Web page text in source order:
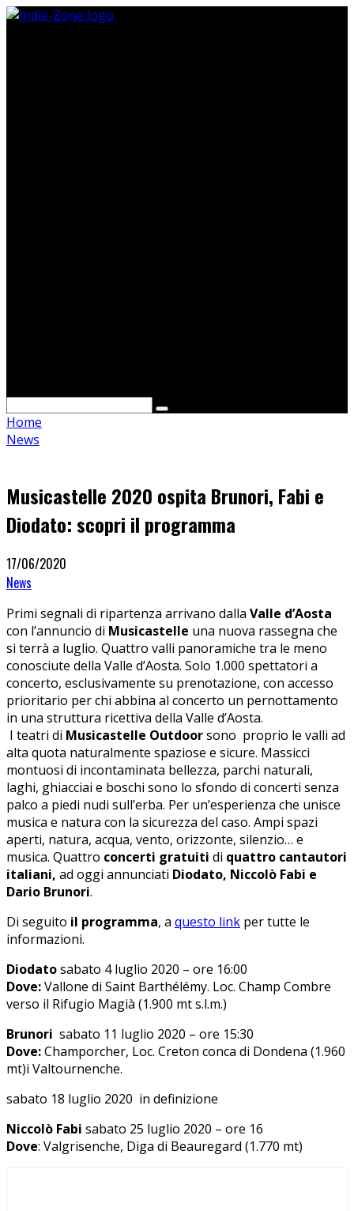
Home
News
Musicastelle 2020 ospita Brunori, Fabi e
Diodato: scopri il programma
17/06/2020
News
Primi segnali di ripartenza arrivano dalla Valle d’Aosta
con l’annuncio di Musicastelle una nuova rassegna che
si terrà a luglio. Quattro valli panoramiche tra le meno
conosciute della Valle d’Aosta. Solo 1.000 spettatori a
concerto, esclusivamente su prenotazione, con accesso
prioritario per chi abbina al concerto un pernottamento
in una struttura ricettiva della Valle d’Aosta.
I teatri di Musicastelle Outdoorsono proprio le valli ad
alta quota naturalmente spaziose e sicure. Massicci
montuosi di incontaminata bellezza, parchi naturali,
laghi, ghiacciai e boschi sono lo sfondo di concerti senza
palco a piedi nudi sull’erba. Per un’esperienza che unisce
musica e natura con la sicurezza del caso. Ampi spazi
aperti, natura, acqua, vento, orizzonte, silenzio… e
musica. Quattro concerti gratuiti di quattro cantautori
italiani, ad oggi annunciati Diodato, Niccolò Fabi e
Dario Brunori.
Di seguito il programma, a questo link per tutte le
informazioni.
Diodatosabato 4 luglio 2020 – ore 16:00
Dove:Vallone di Saint Barthélémy. Loc. Champ Combre
verso il Rifugio Magià (1.900 mt s.l.m.)
Brunori sabato 11 luglio 2020 – ore 15:30
Dove:Champorcher, Loc. Creton conca di Dondena (1.960
mt)i Valtournenche.
sabato 18 luglio 2020 in definizione
Niccolò Fabi sabato 25 luglio 2020 – ore 16
Dove: Valgrisenche, Diga di Beauregard (1.770 mt)